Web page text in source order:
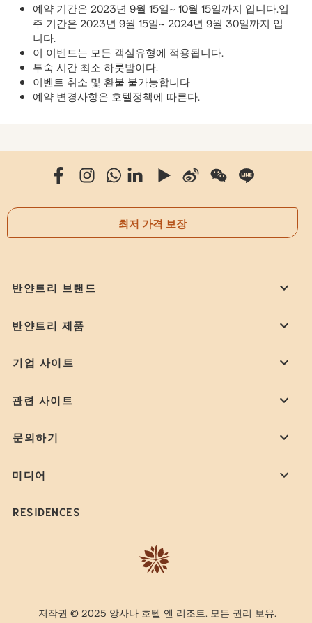
예약 기간은 2023년 9월 15일~ 10월 15일까지 입니다.입
주 기간은 2023년 9월 15일~ 2024년 9월 30일까지 입
니다.
이 이벤트는 모든 객실유형에 적용됩니다.
투숙 시간 최소 하룻밤이다.
이벤트 취소 및 환불 불가능합니다
예약 변경사항은 호텔정책에 따른다.
최저 가격 보장
반얀트리 브랜드
반얀트리 제품
기업 사이트
관련 사이트
문의하기
미디어
RESIDENCES
저작권 © 2025 앙사나 호텔 앤 리조트. 모든 권리 보유.